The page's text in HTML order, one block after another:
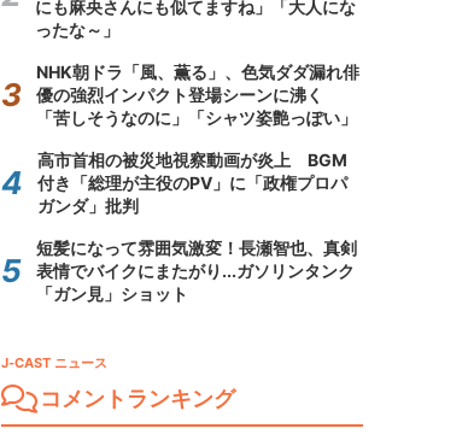
にも麻央さんにも似てますね」「大人にな
ったな～」
NHK朝ドラ「風、薫る」、色気ダダ漏れ俳
優の強烈インパクト登場シーンに沸く
「苦しそうなのに」「シャツ姿艶っぽい」
高市首相の被災地視察動画が炎上 BGM
付き「総理が主役のPV」に「政権プロパ
ガンダ」批判
短髪になって雰囲気激変！長瀬智也、真剣
表情でバイクにまたがり...ガソリンタンク
「ガン見」ショット
J-CAST ニュース
コメントランキング